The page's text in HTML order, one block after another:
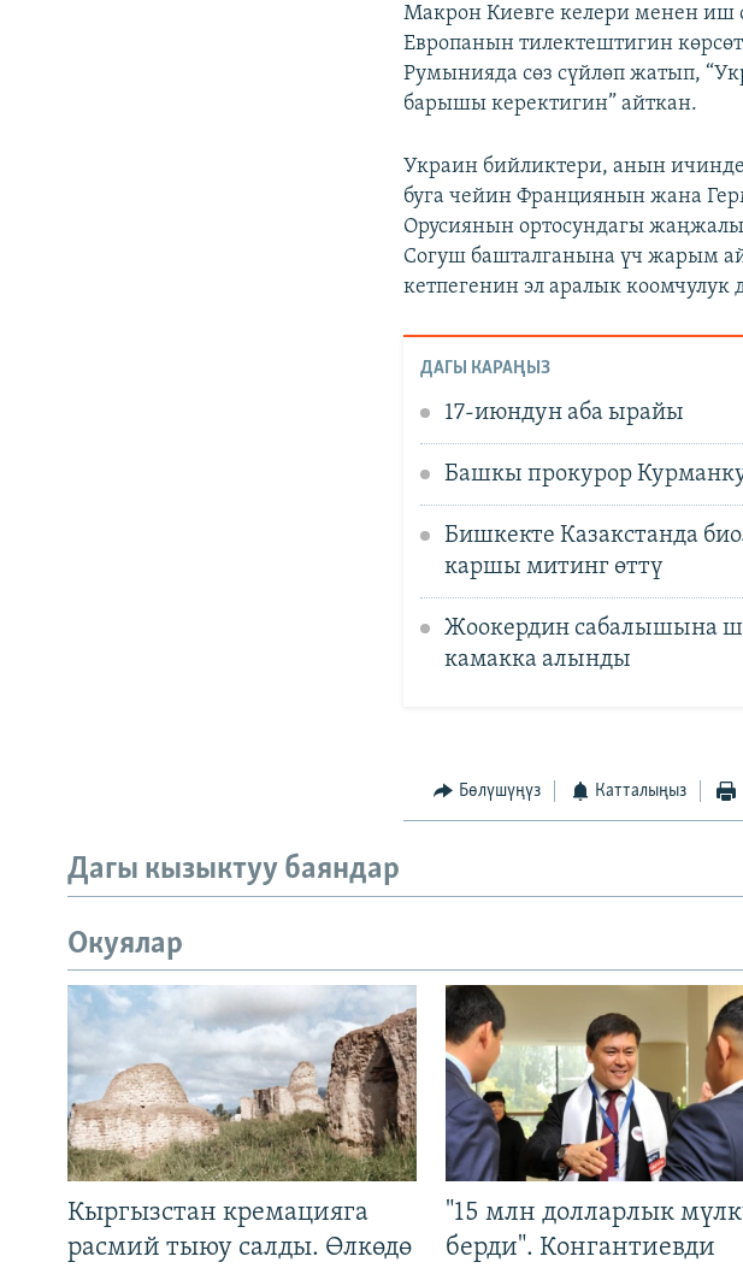
Макрон Киевге келери менен иш
Европанын тилектештигин
Румынияда сөз сүйлөп жатып,
барышы керектигин” айткан.
Украин бийликтери, анын
буга чейин Франциянын жана
Орусиянын ортосундагы
Согуш башталганына үч жарым
кетпегенин эл аралык коомчулук
ДАГЫ КАРАҢЫЗ
17-июндун аба ырайы
Башкы прокурор
Бишкекте Казакстанда
каршы митинг өттү
Жоокердин сабалышына
камакка алынды
Бөлүшүңүз Катталыңыз
Дагы кызыктуу баяндар
Окуялар
Кыргызстан кремацияга
расмий тыюу салды. Өлкөдө
"15 млн долларлык
берди". Конгантиевди